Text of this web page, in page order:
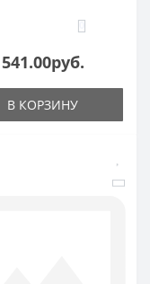
0
541.00руб.
В КОРЗИНУ